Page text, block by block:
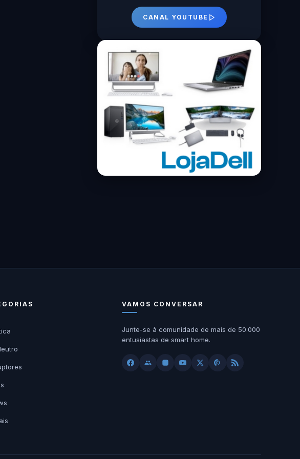
CANAL YOUTUBE
VAMOS CONVERSAR
Junte-se à comunidade de mais de 50.000
entusiastas de smart home.